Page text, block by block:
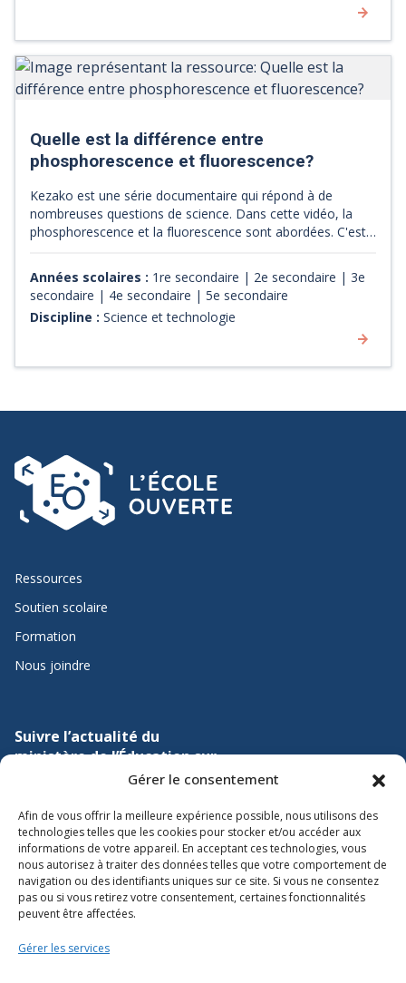
Gérer le consentement
Afin de vous offrir la meilleure expérience possible, nous utilisons des
technologies telles que les cookies pour stocker et/ou accéder aux
informations de votre appareil. En acceptant ces technologies, vous
nous autorisez à traiter des données telles que votre comportement de
navigation ou des identifiants uniques sur ce site. Si vous ne consentez
pas ou si vous retirez votre consentement, certaines fonctionnalités
peuvent être affectées.
Gérer les services
Quelle est la différence entre
phosphorescence et fluorescence?
Kezako est une série documentaire qui répond à de
nombreuses questions de science. Dans cette vidéo, la
phosphorescence et la fluorescence sont abordées. C'est
la différence entre la phosphorescence et la fluorescence.
Sous forme d'une courte capsule animée et vulgarisée, on
met en lumière les principes qui permettent à des
matériaux d'émettre des photons (particules de lumière).
Années scolaires : 1re secondaire | 2e secondaire | 3e
secondaire | 4e secondaire | 5e secondaire
Discipline : Science et technologie
Ressources
Soutien scolaire
Formation
Nous joindre
Suivre l’actualité du
ministère de l’Éducation sur